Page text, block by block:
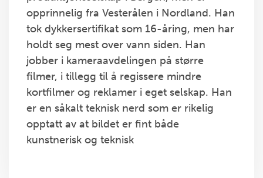
opprinnelig fra Vesterålen i Nordland. Han
tok dykkersertifikat som 16-åring, men har
holdt seg mest over vann siden. Han
jobber i kameraavdelingen på større
filmer, i tillegg til å regissere mindre
kortfilmer og reklamer i eget selskap. Han
er en såkalt teknisk nerd som er rikelig
opptatt av at bildet er fint både
kunstnerisk og teknisk